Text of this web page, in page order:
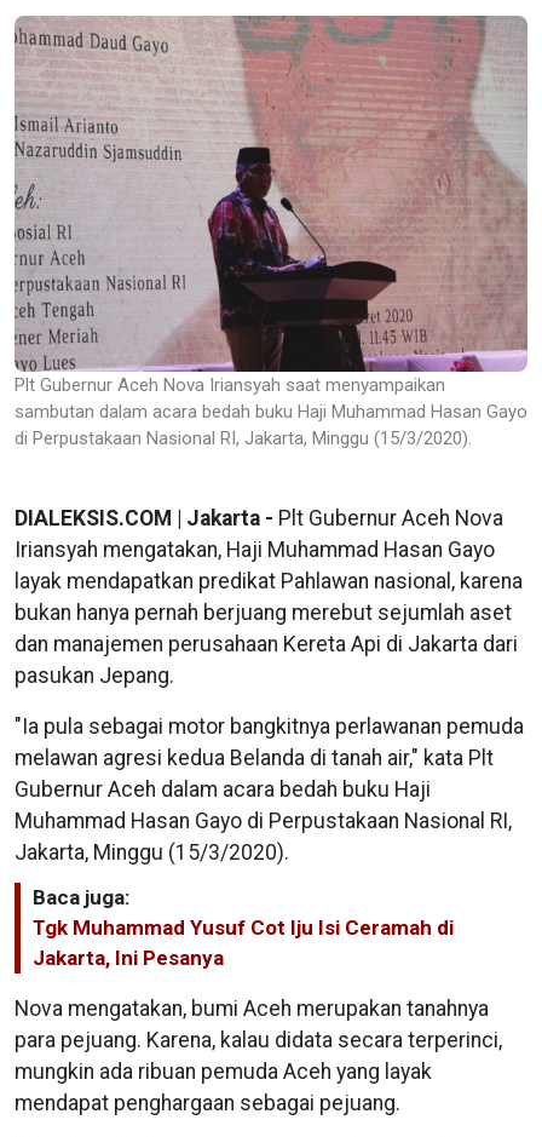
Plt Gubernur Aceh Nova Iriansyah saat menyampaikan
sambutan dalam acara bedah buku Haji Muhammad Hasan Gayo
di Perpustakaan Nasional RI, Jakarta, Minggu (15/3/2020).
DIALEKSIS.COM | Jakarta - Plt Gubernur Aceh Nova
Iriansyah mengatakan, Haji Muhammad Hasan Gayo
layak mendapatkan predikat Pahlawan nasional, karena
bukan hanya pernah berjuang merebut sejumlah aset
dan manajemen perusahaan Kereta Api di Jakarta dari
pasukan Jepang.
"Ia pula sebagai motor bangkitnya perlawanan pemuda
melawan agresi kedua Belanda di tanah air," kata Plt
Gubernur Aceh dalam acara bedah buku Haji
Muhammad Hasan Gayo di Perpustakaan Nasional RI,
Jakarta, Minggu (15/3/2020).
Baca juga:
Tgk Muhammad Yusuf Cot Iju Isi Ceramah di
Jakarta, Ini Pesanya
Nova mengatakan, bumi Aceh merupakan tanahnya
para pejuang. Karena, kalau didata secara terperinci,
mungkin ada ribuan pemuda Aceh yang layak
mendapat penghargaan sebagai pejuang.